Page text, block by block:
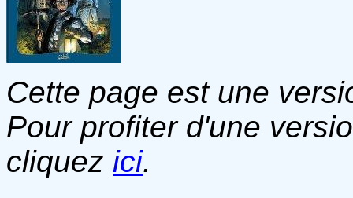
Cette page est une
Pour profiter d'une
cliquez ici.